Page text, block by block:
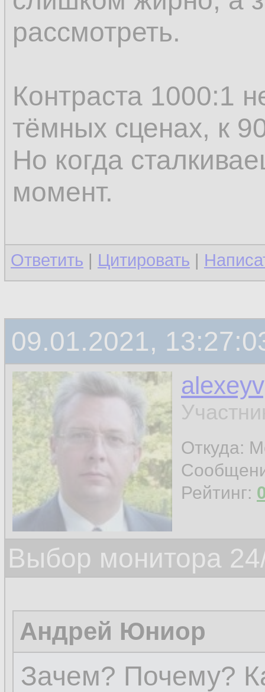
рассмотреть.
Контраста 1000:1
тёмных сценах, к
Но когда
момент.
Ответить | Цитировать |
09.01.2021,
Откуда:
Рейтинг:
Выбор монитора
Андрей Юниор
Зачем? Почему?